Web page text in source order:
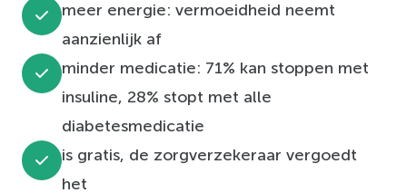
meer energie: vermoeidheid neemt
aanzienlijk af
minder medicatie: 71% kan stoppen met
insuline, 28% stopt met alle
diabetesmedicatie
is gratis, de zorgverzekeraar vergoedt
het